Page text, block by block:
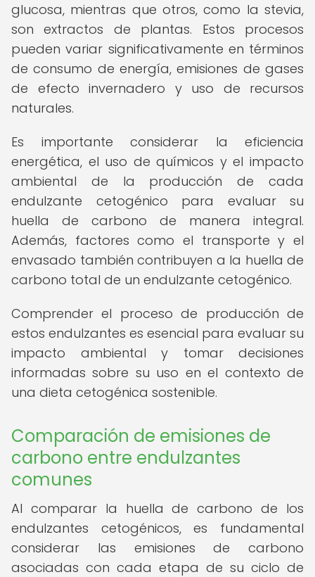
glucosa, mientras que otros, como la stevia,
son extractos de plantas. Estos procesos
pueden variar significativamente en términos
de consumo de energía, emisiones de gases
de efecto invernadero y uso de recursos
naturales.
Es importante considerar la eficiencia
energética, el uso de químicos y el impacto
ambiental de la producción de cada
endulzante cetogénico para evaluar su
huella de carbono de manera integral.
Además, factores como el transporte y el
envasado también contribuyen a la huella de
carbono total de un endulzante cetogénico.
Comprender el proceso de producción de
estos endulzantes es esencial para evaluar su
impacto ambiental y tomar decisiones
informadas sobre su uso en el contexto de
una dieta cetogénica sostenible.
Comparación de emisiones de
carbono entre endulzantes
comunes
Al comparar la huella de carbono de los
endulzantes cetogénicos, es fundamental
considerar las emisiones de carbono
asociadas con cada etapa de su ciclo de